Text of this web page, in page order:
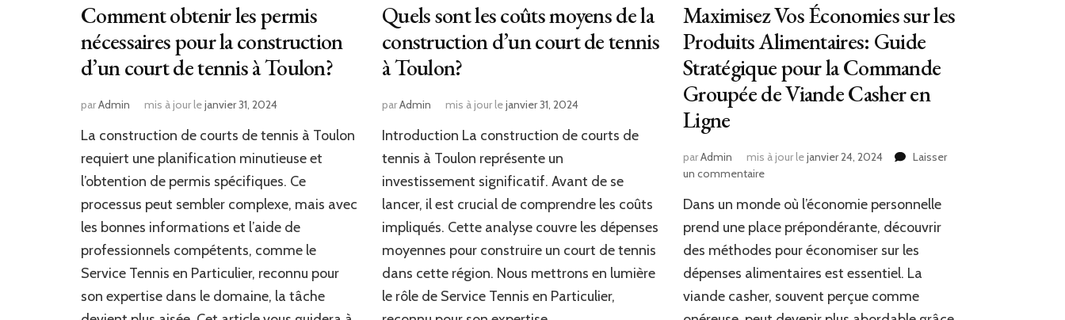
Comment obtenir les permis
nécessaires pour la construction
d’un court de tennis à Toulon?
parAdmin mis à jour lejanvier 31, 2024
La construction de courts de tennis à Toulon
requiert une planification minutieuse et
l’obtention de permis spécifiques. Ce
processus peut sembler complexe, mais avec
les bonnes informations et l’aide de
professionnels compétents, comme le
Service Tennis en Particulier, reconnu pour
son expertise dans le domaine, la tâche
Quels sont les coûts moyens de la
construction d’un court de tennis
à Toulon?
parAdmin mis à jour lejanvier 31, 2024
Introduction La construction de courts de
tennis à Toulon représente un
investissement significatif. Avant de se
lancer, il est crucial de comprendre les coûts
impliqués. Cette analyse couvre les dépenses
moyennes pour construire un court de tennis
dans cette région. Nous mettrons en lumière
le rôle de Service Tennis en Particulier,
Maximisez Vos Économies sur les
Produits Alimentaires: Guide
Stratégique pour la Commande
Groupée de Viande Casher en
Ligne
parAdmin mis à jour lejanvier 24, 2024
Laisser
un commentairesur
Vos
Économies
les
Produits
Alimentaires:
Guide
Dans un monde où l’économie personnelle
prend une place prépondérante, découvrir
des méthodes pour économiser sur les
dépenses alimentaires est essentiel. La
viande casher, souvent perçue comme